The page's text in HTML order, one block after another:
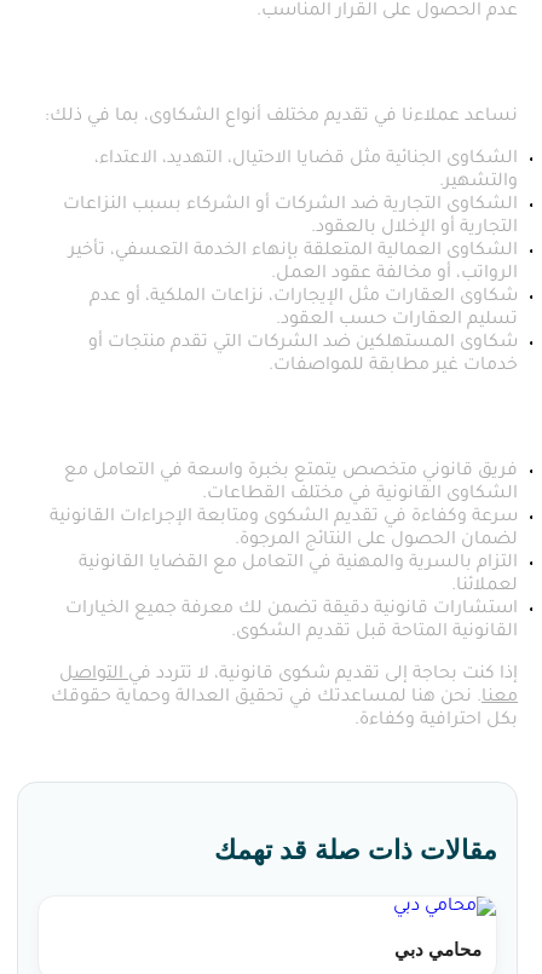
عدم الحصول على القرار المناسب.
نساعد عملاءنا في تقديم مختلف أنواع الشكاوى، بما في ذلك:
الشكاوى الجنائية مثل قضايا الاحتيال، التهديد، الاعتداء،
والتشهير.
الشكاوى التجارية ضد الشركات أو الشركاء بسبب النزاعات
التجارية أو الإخلال بالعقود.
الشكاوى العمالية المتعلقة بإنهاء الخدمة التعسفي، تأخير
الرواتب، أو مخالفة عقود العمل.
شكاوى العقارات مثل الإيجارات، نزاعات الملكية، أو عدم
تسليم العقارات حسب العقود.
شكاوى المستهلكين ضد الشركات التي تقدم منتجات أو
خدمات غير مطابقة للمواصفات.
فريق قانوني متخصص يتمتع بخبرة واسعة في التعامل مع
الشكاوى القانونية في مختلف القطاعات.
سرعة وكفاءة في تقديم الشكوى ومتابعة الإجراءات القانونية
لضمان الحصول على النتائج المرجوة.
التزام بالسرية والمهنية في التعامل مع القضايا القانونية
لعملائنا.
استشارات قانونية دقيقة تضمن لك معرفة جميع الخيارات
القانونية المتاحة قبل تقديم الشكوى.
إذا كنت بحاجة إلى تقديم شكوى قانونية، لا تتردد في التواصل
معنا. نحن هنا لمساعدتك في تحقيق العدالة وحماية حقوقك
بكل احترافية وكفاءة.
مقالات ذات صلة قد تهمك
محامي دبي